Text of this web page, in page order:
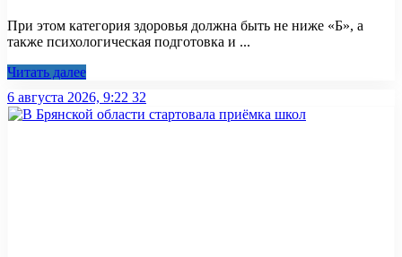
При этом категория здоровья должна быть не ниже «Б», а
также психологическая подготовка и ...
Читать далее
6 августа 2026, 9:22 32